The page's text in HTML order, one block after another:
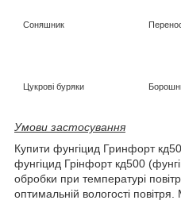
Соняшник
Цукрові буряки
Умови застосування
Купити фунгіцид Гринфорт
фунгіцид Грінфорт кд500
обробки при температурі
оптимальній вологості